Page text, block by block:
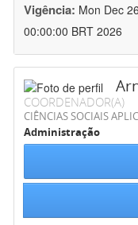
Vigência: Mon Dec
00:00:00 BRT 2026
COORDENADOR(A)
CIÊNCIAS SOCIAIS
Administração